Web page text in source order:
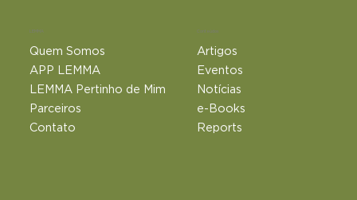
LEMMA
Quem Somos
APP LEMMA
LEMMA Pertinho de Mim
Parceiros
Contato
Conteúdos
Artigos
Eventos
Notícias
e-Books
Reports